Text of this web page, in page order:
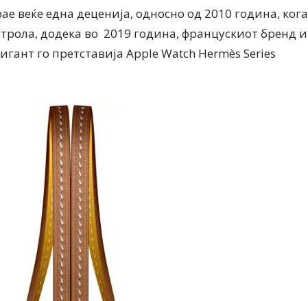
веќе една деценија, односно од 2010 година, кога
додека во 2019 година, францускиот бренд и
го претставија Apple Watch Hermès Series